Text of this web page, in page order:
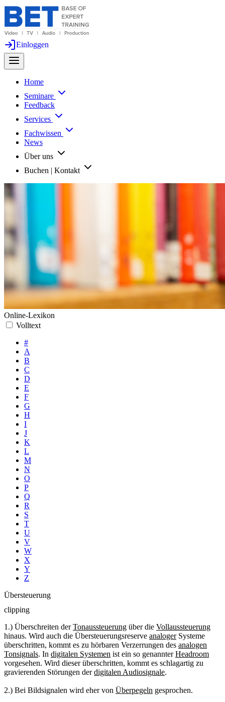
Einloggen
Home
Seminare
Feedback
Services
Fachwissen
News
Über uns
Buchen | Kontakt
Online-Lexikon
Volltext
#
A
B
C
D
E
F
G
H
I
J
K
L
M
N
O
P
Q
R
S
T
U
V
W
X
Y
Z
Übersteuerung
clipping
1.) Überschreiten derTonaussteuerung über die Vollaussteuerung
hinaus. Wird auch die Übersteuerungsreserve analogerSysteme
überschritten, kommt es zu hörbaren Verzerrungen des analogen
Tonsignals. In digitalen Systemen ist ein so genannterHeadroom
vorgesehen. Wird dieser überschritten, kommt es schlagartig zu
gravierenden Störungen derdigitalen Audiosignale.
2.) Bei Bildsignalen wird eher von Überpegeln gesprochen.